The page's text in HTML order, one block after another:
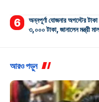
অন্নপূর্ণা যোজনার অগস্টের
৩,০০০ টাকা, জানালেন মন্ত্রী
আরও পড়ুন